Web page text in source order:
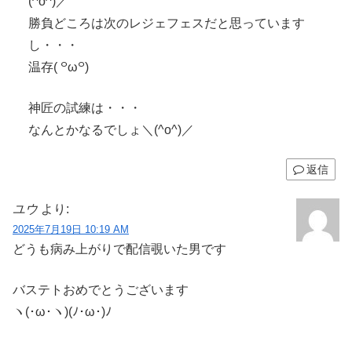
勝負どころは次のレジェフェスだと思っています
し・・・
温存( ꒪ω꒪)
神匠の試練は・・・
なんとかなるでしょ＼(^o^)／
返信
ユウ より:
2025年7月19日 10:19 AM
どうも病み上がりで配信覗いた男です
バステトおめでとうございます
ヽ(･ω･ヽ)(ﾉ･ω･)ﾉ